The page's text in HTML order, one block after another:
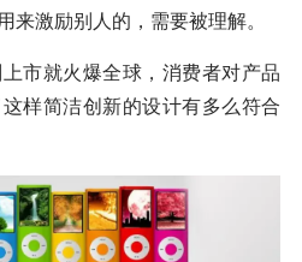
来激励别人的，需要被理解。
市就火爆全球，消费者对产品
样简洁创新的设计有多么符合